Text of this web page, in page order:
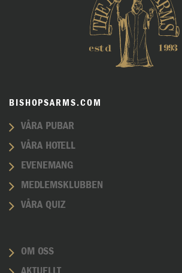
BISHOPSARMS.COM
VÅRA PUBAR
VÅRA HOTELL
EVENEMANG
MEDLEMSKLUBBEN
VÅRA QUIZ
OM OSS